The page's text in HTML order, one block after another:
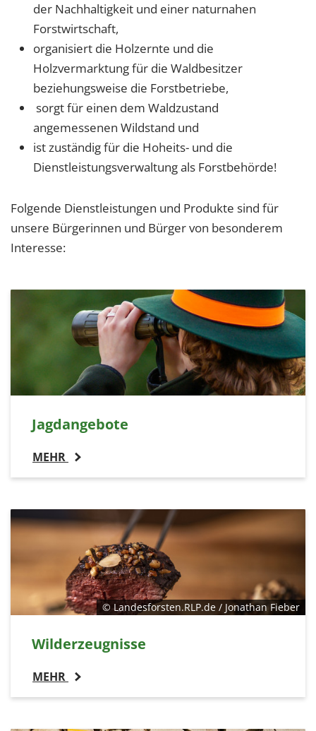
der Nachhaltigkeit und einer naturnahen
Forstwirtschaft,
organisiert die Holzernte und die
Holzvermarktung für die Waldbesitzer
beziehungsweise die Forstbetriebe,
sorgt für einen dem Waldzustand
angemessenen Wildstand und
ist zuständig für die Hoheits- und die
Dienstleistungsverwaltung als Forstbehörde!
Folgende Dienstleistungen und Produkte sind für
unsere Bürgerinnen und Bürger von besonderem
Interesse:
Jagdangebote
MEHR
© Landesforsten.RLP.de / Jonathan Fieber
Wilderzeugnisse
MEHR
Zweck:
Dieser Cookie speichert die ausgewählten
Cookie Laufzeit:
EXTERNE MEDIEN
Um Inhalte von Videoplattformen und Social Media
diesen externen Medien Cookies gesetzt.
YouTube
Vimeo